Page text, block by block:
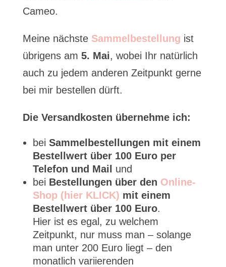
Cameo.
Meine nächste Sammelbestellung ist
übrigens am 5. Mai, wobei Ihr natürlich
auch zu jedem anderen Zeitpunkt gerne
bei mir bestellen dürft.
Die Versandkosten übernehme ich:
bei Sammelbestellungen mit einem
Bestellwert über 100 Euro per
Telefon und Mail
und
bei Bestellungen über den Online-
Shop (hier KLICK) mit einem
Bestellwert über 100 Euro.
Hier ist es egal, zu welchem
Zeitpunkt, nur muss man – solange
man unter 200 Euro liegt – den
monatlich variierenden